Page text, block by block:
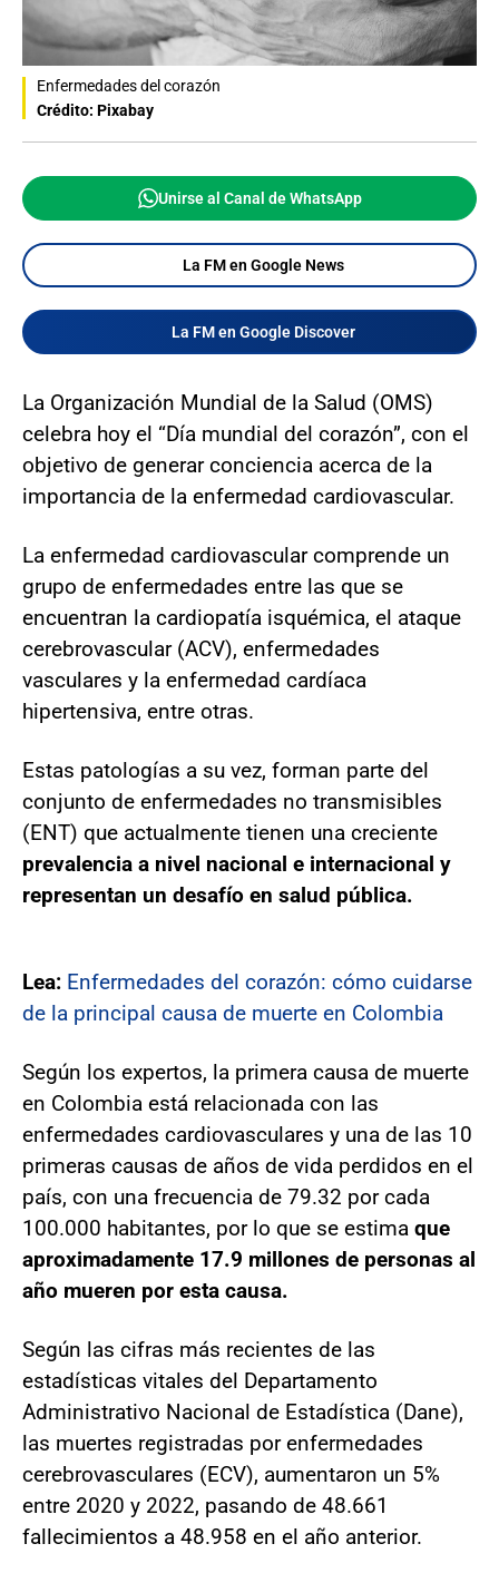
Enfermedades del corazón
Crédito: Pixabay
Unirse al Canal de WhatsApp
La FM en Google News
La FM en Google Discover
La Organización Mundial de la Salud (OMS)
celebra hoy el “Día mundial del corazón”, con el
objetivo de generar conciencia acerca de la
importancia de la enfermedad cardiovascular.
La enfermedad cardiovascular comprende un
grupo de enfermedades entre las que se
encuentran la cardiopatía isquémica, el ataque
cerebrovascular (ACV), enfermedades
vasculares y la enfermedad cardíaca
hipertensiva, entre otras.
Estas patologías a su vez, forman parte del
conjunto de enfermedades no transmisibles
(ENT) que actualmente tienen una creciente
prevalencia a nivel nacional e internacional y
representan un desafío en salud pública.
Lea: Enfermedades del corazón: cómo cuidarse
de la principal causa de muerte en Colombia
Según los expertos, la primera causa de muerte
en Colombia está relacionada con las
enfermedades cardiovasculares y una de las 10
primeras causas de años de vida perdidos en el
país, con una frecuencia de 79.32 por cada
100.000 habitantes, por lo que se estima que
aproximadamente 17.9 millones de personas al
año mueren por esta causa.
Según las cifras más recientes de las
estadísticas vitales del Departamento
Administrativo Nacional de Estadística (Dane),
las muertes registradas por enfermedades
cerebrovasculares (ECV), aumentaron un 5%
entre 2020 y 2022, pasando de 48.661
fallecimientos a 48.958 en el año anterior.